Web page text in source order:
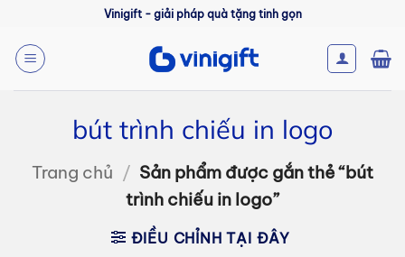
nội
dung
Vinigift - giải pháp quà tặng tinh gọn
bút trình chiếu in logo
Trang chủ / Sản phẩm được gắn thẻ “bút
trình chiếu in logo”
ĐIỀU CHỈNH TẠI ĐÂY